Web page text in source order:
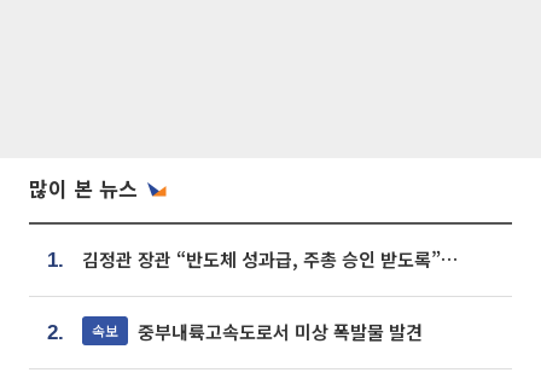
많이 본 뉴스
1. 김정관 장관 “반도체 성과급, 주총 승인 받도록”…상법·자본시장법 개정 시사
2. 속보 중부내륙고속도로서 미상 폭발물 발견